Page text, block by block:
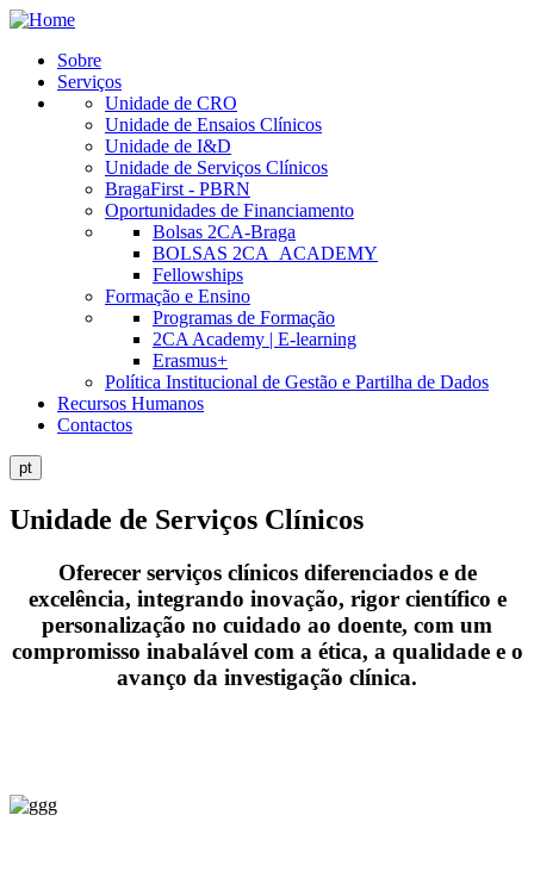
Skip
main
content
Public
Sobre
Serviços
Unidade de CRO
Unidade de Ensaios Clínicos
Unidade de I&D
Unidade de Serviços Clínicos
BragaFirst - PBRN
Oportunidades de Financiamento
Bolsas 2CA-Braga
BOLSAS 2CA_ACADEMY
Fellowships
Formação e Ensino
Programas de Formação
2CA Academy | E-learning
Erasmus+
Política Institucional de Gestão e Partilha de Dados
Recursos Humanos
Contactos
pt
Unidade de Serviços Clínicos
Oferecer serviços clínicos diferenciados e de
excelência, integrando inovação, rigor científico e
personalização no cuidado ao doente, com um
compromisso inabalável com a ética, a qualidade e o
avanço da investigação clínica.